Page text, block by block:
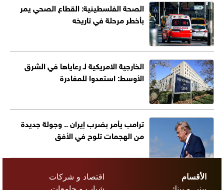
الصحة الفلسطينية: القطاع الصحي يمر
بأخطر مرحلة في تاريخه
الخارجية الامريكية لـ رعاياها في الشرق
الأوسط: استعدوا للمغادرة
ترامب يأمر بضرب إيران .. وجولة جديدة
من الهجمات تلوح في الأفق
الأقسام
اقتصاد و شركات